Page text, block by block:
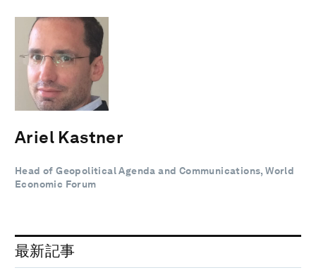
Ariel Kastner
Head of Geopolitical Agenda and Communications, World
Economic Forum
最新記事